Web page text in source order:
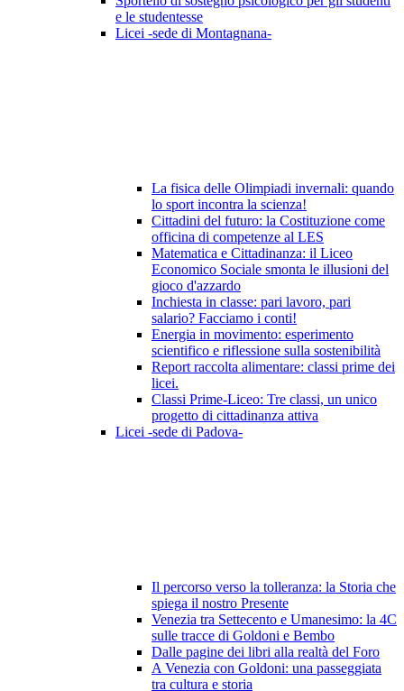
e le studentesse
Licei -sede di Montagnana-
La fisica delle Olimpiadi invernali: quando
lo sport incontra la scienza!
Cittadini del futuro: la Costituzione come
officina di competenze al LES
Matematica e Cittadinanza: il Liceo
Economico Sociale smonta le illusioni del
gioco d'azzardo
Inchiesta in classe: pari lavoro, pari
salario? Facciamo i conti!
Energia in movimento: esperimento
scientifico e riflessione sulla sostenibilità
Report raccolta alimentare: classi prime dei
licei.
Classi Prime-Liceo: Tre classi, un unico
progetto di cittadinanza attiva
Licei -sede di Padova-
Il percorso verso la tolleranza: la Storia che
spiega il nostro Presente
Venezia tra Settecento e Umanesimo: la 4C
sulle tracce di Goldoni e Bembo
Dalle pagine dei libri alla realtà del Foro
A Venezia con Goldoni: una passeggiata
tra cultura e storia